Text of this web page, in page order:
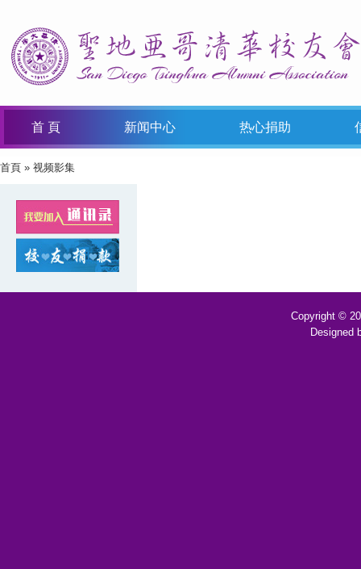
首 頁 新闻中心 热心捐助
You Are Here
首頁 » 视频影集
Copyright ©
Designed